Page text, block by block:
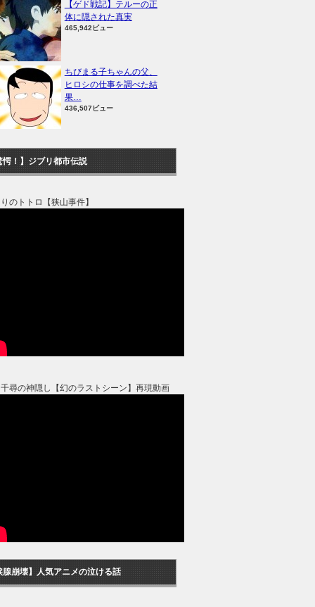
【ゲド戦記】テルーの正
体に隠された真実
465,942ビュー
ちびまる子ちゃんの父、
ヒロシの仕事を調べた結
果…
436,507ビュー
愕！】ジブリ都市伝説
のトトロ【狭山事件】
尋の神隠し【幻のラストシーン】再現動画
腺崩壊】人気アニメの泣ける話